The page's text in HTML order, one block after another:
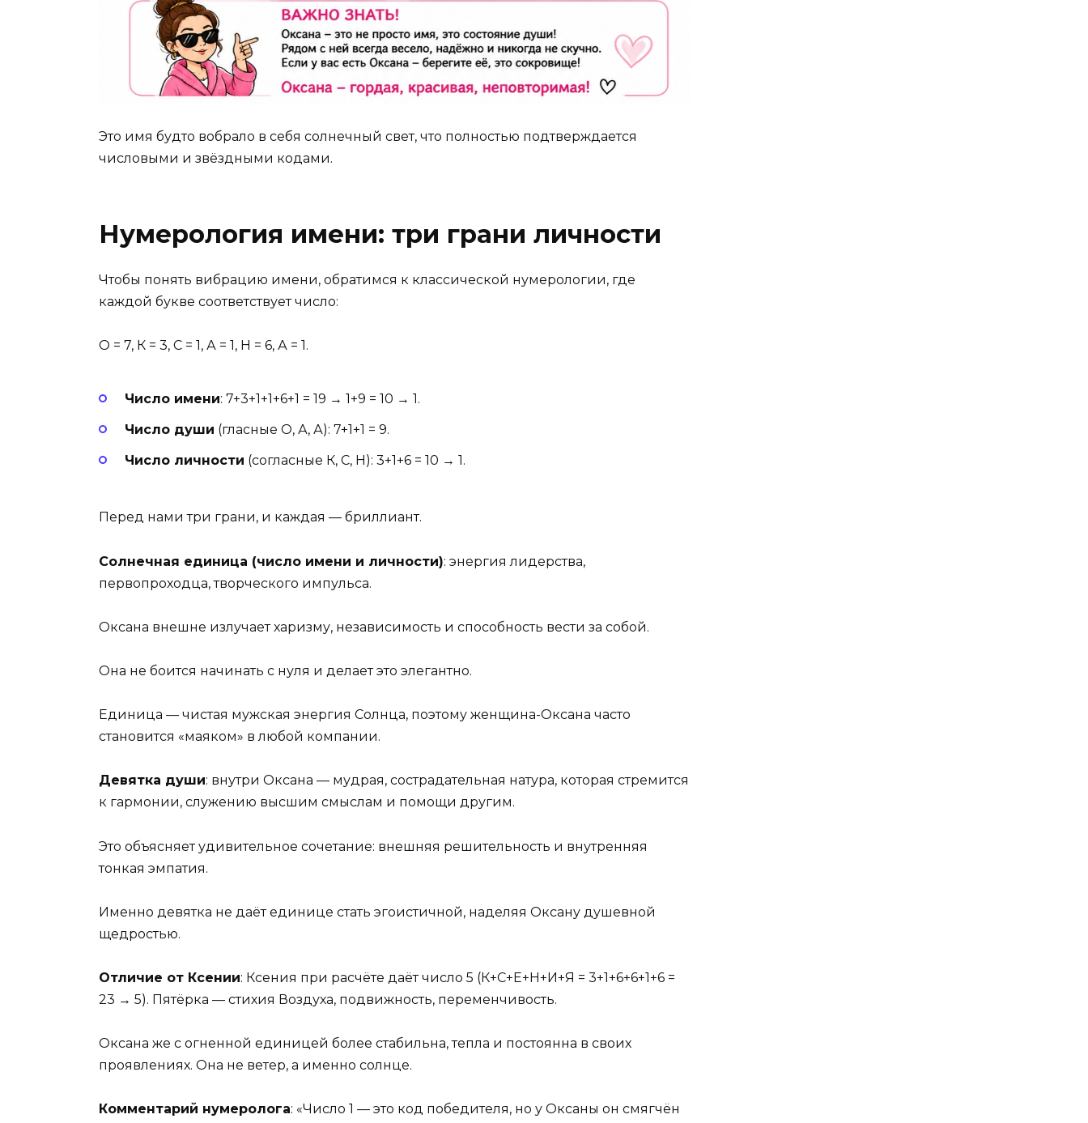
Это имя будто вобрало в себя солнечный свет, что полностью подтверждается
числовыми и звёздными кодами.
Нумерология имени: три грани личности
Чтобы понять вибрацию имени, обратимся к классической нумерологии, где
каждой букве соответствует число:
О = 7, К = 3, С = 1, А = 1, Н = 6, А = 1.
Число имени: 7+3+1+1+6+1 = 19 → 1+9 = 10 → 1.
Число души (гласные О, А, А): 7+1+1 = 9.
Число личности (согласные К, С, Н): 3+1+6 = 10 → 1.
Перед нами три грани, и каждая — бриллиант.
Солнечная единица (число имени и личности): энергия лидерства,
первопроходца, творческого импульса.
Оксана внешне излучает харизму, независимость и способность вести за собой.
Она не боится начинать с нуля и делает это элегантно.
Единица — чистая мужская энергия Солнца, поэтому женщина-Оксана часто
становится «маяком» в любой компании.
Девятка души: внутри Оксана — мудрая, сострадательная натура, которая стремится
к гармонии, служению высшим смыслам и помощи другим.
Это объясняет удивительное сочетание: внешняя решительность и внутренняя
тонкая эмпатия.
Именно девятка не даёт единице стать эгоистичной, наделяя Оксану душевной
щедростью.
Отличие от Ксении: Ксения при расчёте даёт число 5 (К+С+Е+Н+И+Я = 3+1+6+6+1+6 =
23 → 5). Пятёрка — стихия Воздуха, подвижность, переменчивость.
Оксана же с огненной единицей более стабильна, тепла и постоянна в своих
проявлениях. Она не ветер, а именно солнце.
Комментарий нумеролога: «Число 1 — это код победителя, но у Оксаны он смягчён